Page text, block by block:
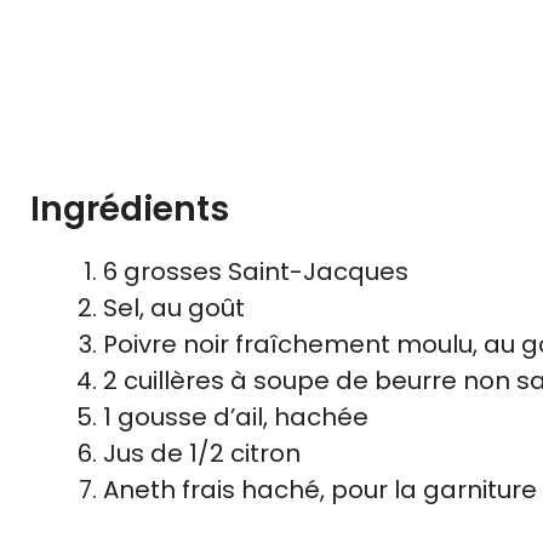
Ingrédients
6 grosses Saint-Jacques
Sel, au goût
Poivre noir fraîchement moulu, au
2 cuillères à soupe de beurre non
1 gousse d’ail, hachée
Jus de 1/2 citron
Aneth frais haché, pour la garniture